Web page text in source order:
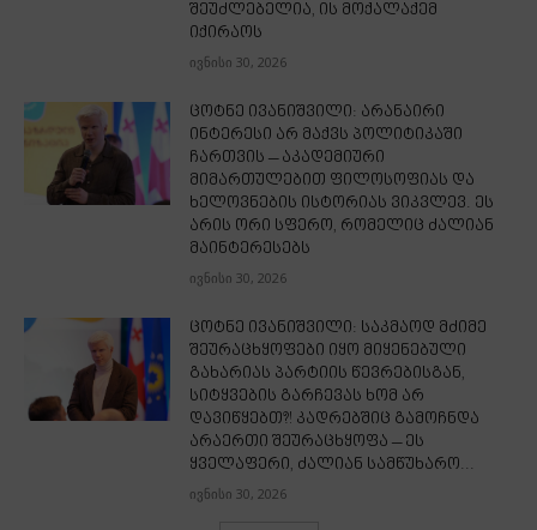
შეუძლებელია, ის მოქალაქემ
იქირაოს
ივნისი 30, 2026
ცოტნე ივანიშვილი: არანაირი
ინტერესი არ მაქვს პოლიტიკაში
ჩართვის – აკადემიური
მიმართულებით ფილოსოფიას და
ხელოვნების ისტორიას ვიკვლევ. ეს
არის ორი სფერო, რომელიც ძალიან
მაინტერესებს
ივნისი 30, 2026
ცოტნე ივანიშვილი: საკმაოდ მძიმე
შეურაცხყოფები იყო მიყენებული
გახარიას პარტიის წევრებისგან,
სიტყვების გარჩევას ხომ არ
დავიწყებთ?! კადრებშიც გამოჩნდა
არაერთი შეურაცხყოფა – ეს
ყველაფერი, ძალიან სამწუხარო...
ივნისი 30, 2026